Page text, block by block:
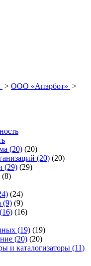
> ООО «Апэрбот» >
(20) (20)
(20) (20)
(29) (29)
(8)
(24)
(9) (9)
(16) (16)
(19) (19)
(20) (20)
и каталогизаторы (11)